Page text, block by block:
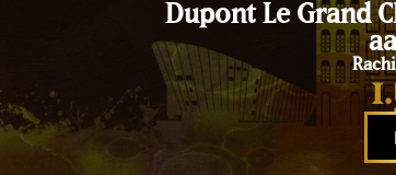
Dupont Le Grand